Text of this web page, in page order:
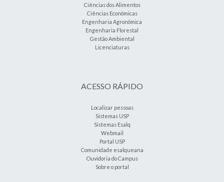
Ciências dos Alimentos
Ciências Econômicas
Engenharia Agronômica
Engenharia Florestal
Gestão Ambiental
Licenciaturas
ACESSO RÁPIDO
Localizar pessoas
Sistemas USP
Sistemas Esalq
Webmail
Portal USP
Comunidade esalqueana
Ouvidoria do Campus
Sobre o portal